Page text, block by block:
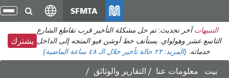
انتقل
إلى
المحتوى
الرئيسي
SFMTA
التنبيهات آخر تحديث: تم حل مشكلة التأخير قرب تقاطع الشارع
التاسع عشر وهولواي. يستأنف خط أوشن فيو المتجه إلى الداخل
خدماته. (المزيد:٢٢ حالة تأخير خلال الـ ٤٨ ساعة الماضية)
يشترك
بيت معلومات عنا
التقارير والوثائق